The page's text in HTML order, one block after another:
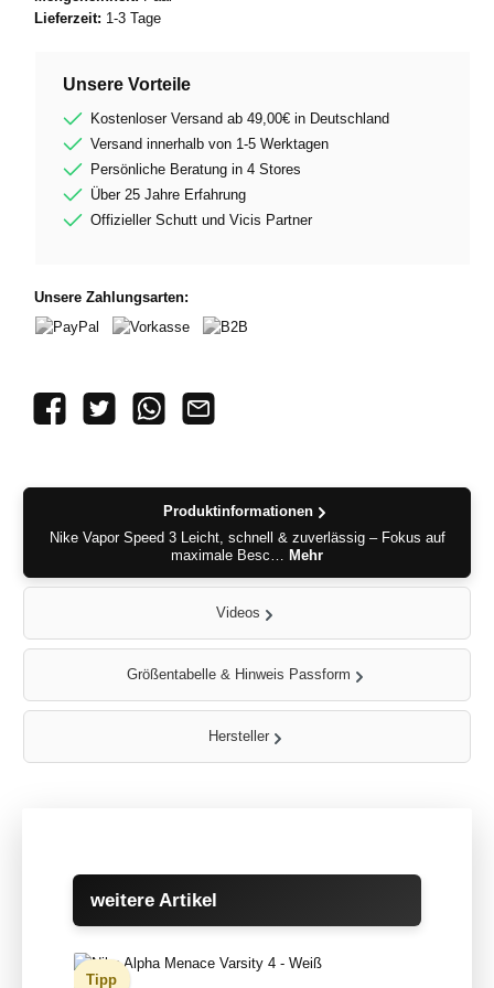
Lieferzeit: 1-3 Tage
Unsere Vorteile
Kostenloser Versand ab 49,00€ in Deutschland
Versand innerhalb von 1-5 Werktagen
Persönliche Beratung in 4 Stores
Über 25 Jahre Erfahrung
Offizieller Schutt und Vicis Partner
Unsere Zahlungsarten:
Produktinformationen
Nike Vapor Speed 3 Leicht, schnell & zuverlässig – Fokus auf
maximale Besc… Mehr
Videos
Größentabelle & Hinweis Passform
Hersteller
Produktgalerie überspringen
weitere Artikel
Tipp